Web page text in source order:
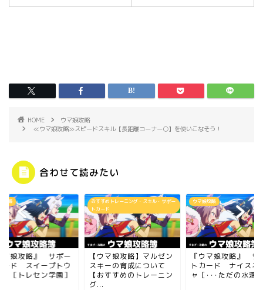
HOME
ウマ娘攻略
≪ウマ娘攻略≫スピードスキル【長距離コーナー○】を使いこなそう！
合わせて読みたい
攻略
マ娘攻略』 サポー
ード スイープトウ
ウ［トレセン学園］
おすすめトレーニング・スキル・サポー
トカード
【ウマ娘攻略】マルゼン
スキーの育成について
【おすすめのトレーニン
グ...
ウマ娘攻略
『ウマ娘攻略』 サ
トカード ナイスネ
ャ［･･･ただの水滴